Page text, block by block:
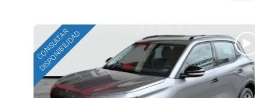
CONSULTAR
DISPONIBILIDAD